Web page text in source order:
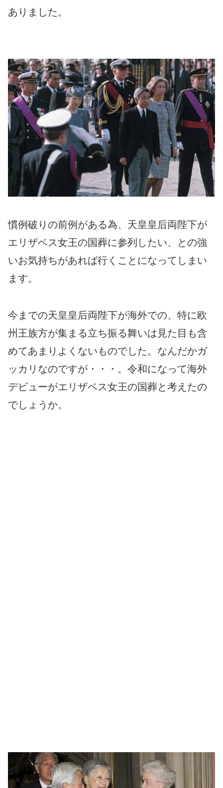
ありました。
慣例破りの前例がある為、天皇皇后両陛下が
エリザベス女王の国葬に参列したい、との強
いお気持ちがあれば行くことになってしまい
ます。
今までの天皇皇后両陛下が海外での、特に欧
州王族方が集まる立ち振る舞いは見た目も含
めてあまりよくないものでした。なんだかガ
ッカリなのですが・・・。令和になって海外
デビューがエリザベス女王の国葬と考えたの
でしょうか。